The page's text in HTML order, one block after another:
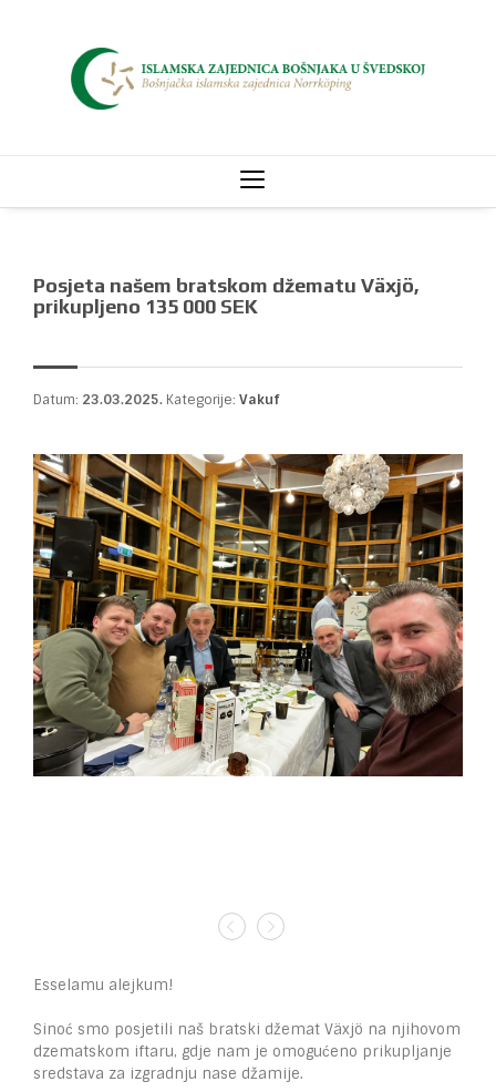
Posjeta našem bratskom džematu Växjö,
prikupljeno 135 000 SEK
Datum: 23.03.2025. Kategorije: Vakuf
Esselamu alejkum!
Sinoć smo posjetili naš bratski džemat Växjö na njihovom
dzematskom iftaru, gdje nam je omogućeno prikupljanje
sredstava za izgradnju nase džamije.